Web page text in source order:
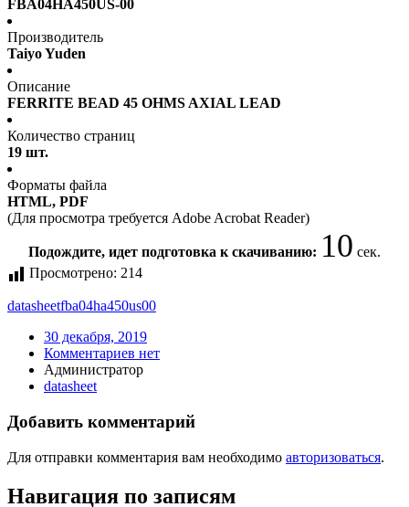
FBA04HA450US-00
Производитель
Taiyo Yuden
Описание
FERRITE BEAD 45 OHMS AXIAL LEAD
Количество страниц
19 шт.
Форматы файла
HTML, PDF
(Для просмотра требуется Adobe Acrobat Reader)
Подождите, идет подготовка к скачиванию: 10 сек.
Просмотрено: 214
datasheetfba04ha450us00
30 декабря, 2019
Комментариев нет
Администратор
datasheet
Добавить комментарий
Для отправки комментария вам необходимо авторизоваться.
Навигация по записям